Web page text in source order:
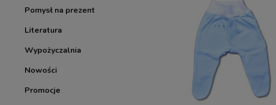
Pomysł na prezent
Literatura
Wypożyczalnia
Nowości
Promocje